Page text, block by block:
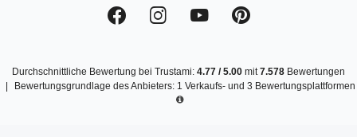
Durchschnittliche Bewertung bei Trustami: 4.77 /5.00 mit7.578 Bewertungen
Bewertungsgrundlage des Anbieters: 1 Verkaufs- und 3 Bewertungsplattformen